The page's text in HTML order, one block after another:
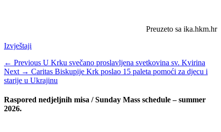
Preuzeto sa ika.hkm.hr
Categories
Izvještaji
Navigacija
objava
← Previous Previous
post:
U Krku svečano proslavljena svetkovina sv. Kvirina
Next → Next
post:
Caritas Biskupije Krk poslao 15 paleta pomoći za djecu i
starije u Ukrajinu
Raspored nedjeljnih misa / Sunday Mass schedule – summer
2026.